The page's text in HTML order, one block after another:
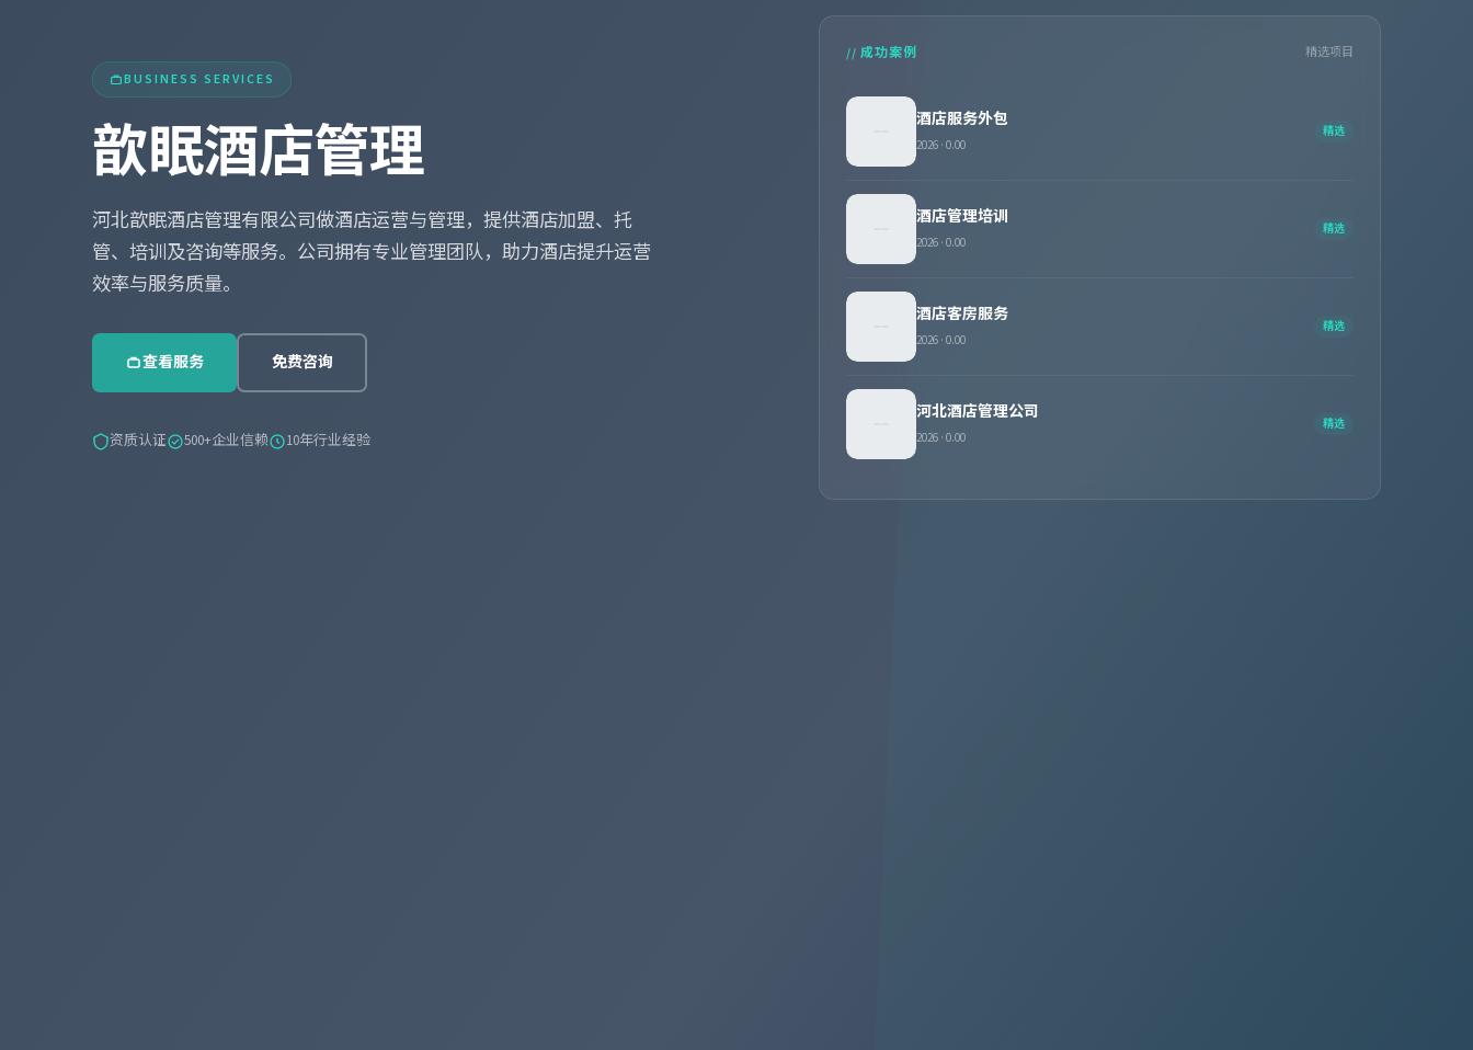
BUSINESS SERVICES
歆眠酒店管理
河北歆眠酒店管理有限公司做酒店运营与管理，提供酒店加盟、托
管、培训及咨询等服务。公司拥有专业管理团队，助力酒店提升运营
效率与服务质量。
查看服务 免费咨询
资质认证 500+企业信赖 10年行业经验
// 成功案例 精选项目
酒店服务外包
2026 · 0.00
精选
酒店管理培训
2026 · 0.00
精选
酒店客房服务
2026 · 0.00
精选
河北酒店管理公司
2026 · 0.00
精选